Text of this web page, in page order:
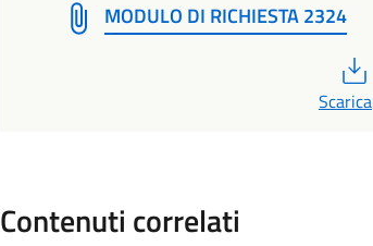
MODULO DI RICHIESTA 2324
Scarica
Contenuti correlati